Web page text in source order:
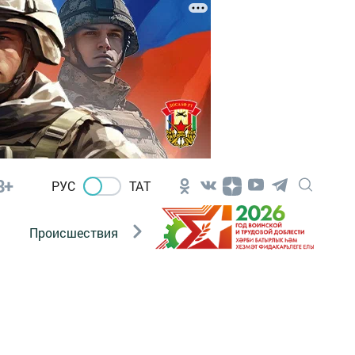
РУС ТАТ
Происшествия Новости Госавтоинспекции